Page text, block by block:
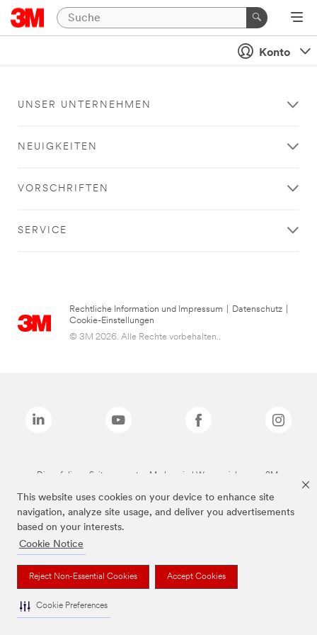
This website uses cookies on your device to enhance site
navigation, analyze site usage, and deliver you advertisements
based on your interests.
Cookie Notice
Reject Non-Essential Cookies Accept Cookies
Cookie Preferences
Konto
UNSER UNTERNEHMEN
NEUIGKEITEN
VORSCHRIFTEN
SERVICE
Rechtliche Information und Impressum Datenschutz
Cookie-Einstellungen
© 3M 2026. Alle Rechte vorbehalten..
Die auf dieser Seite genannten Marken sind Warenzeichen von 3M.